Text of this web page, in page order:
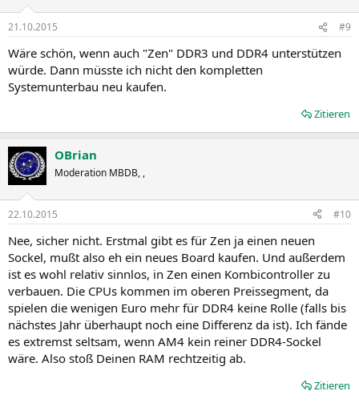
21.10.2015 #9
Wäre schön, wenn auch "Zen" DDR3 und DDR4 unterstützen
würde. Dann müsste ich nicht den kompletten
Systemunterbau neu kaufen.
Zitieren
OBrian
Moderation MBDB, ,
22.10.2015 #10
Nee, sicher nicht. Erstmal gibt es für Zen ja einen neuen
Sockel, mußt also eh ein neues Board kaufen. Und außerdem
ist es wohl relativ sinnlos, in Zen einen Kombicontroller zu
verbauen. Die CPUs kommen im oberen Preissegment, da
spielen die wenigen Euro mehr für DDR4 keine Rolle (falls bis
nächstes Jahr überhaupt noch eine Differenz da ist). Ich fände
es extremst seltsam, wenn AM4 kein reiner DDR4-Sockel
wäre. Also stoß Deinen RAM rechtzeitig ab.
Zitieren